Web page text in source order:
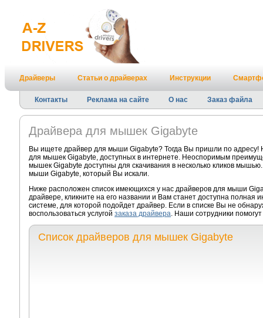
Драйверы Статьи о драйверах Инструкции
Контакты Реклама на сайте О нас Заказ файла
Драйвера для мышек Gigabyte
Вы ищете драйвер для мыши Gigabyte? Тогда Вы пришли по
для мышек Gigabyte, доступных в интернете. Неоспоримым
мышек Gigabyte доступны для скачивания в несколько кликов
мыши Gigabyte, который Вы искали.
Ниже расположен список имеющихся у нас драйверов для мыши
драйвере, кликните на его названии и Вам станет доступна
системе, для которой подойдет драйвер. Если в списке Вы не
воспользоваться услугой заказа драйвера. Наши сотрудники
Список драйверов для мышек Gigabyte